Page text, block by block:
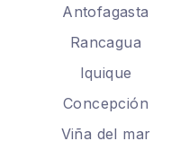
Antofagasta
Rancagua
Iquique
Concepción
Viña del mar